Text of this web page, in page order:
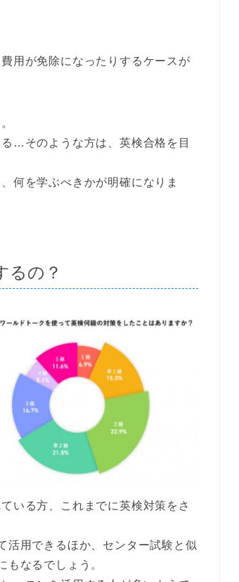
用が免除になったりするケースが
…そのような方は、英検合格を目
何を学ぶべきかが明確になりま
るの？
いる方、これまでに英検対策をさ
活用できるほか、センター試験と似
なるでしょう。